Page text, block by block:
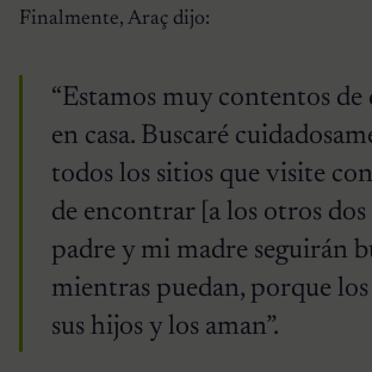
Finalmente, Araç dijo:
“Estamos muy contentos de
en casa. Buscaré
todos los sitios que visite
de encontrar [a los otros
padre y mi madre seguirán
mientras puedan, porque
sus hijos y los aman”.